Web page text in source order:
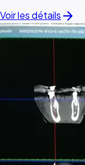
Voir les détails arrow_forward